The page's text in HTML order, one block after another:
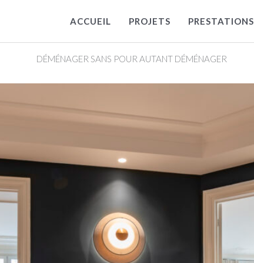
ACCUEIL PROJETS PRESTATIONS
DÉMÉNAGER SANS POUR AUTANT DÉMÉNAGER